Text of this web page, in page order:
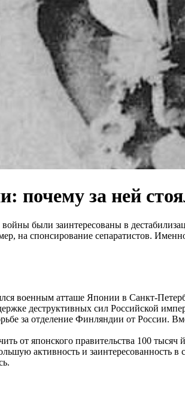
почему за ней
были заинтересованы в
на спонсирование сепаратистов.
военным атташе Японии в Санкт-
деструктивных сил Российской
за отделение Финляндии от России.
от японского правительства 100
активность и